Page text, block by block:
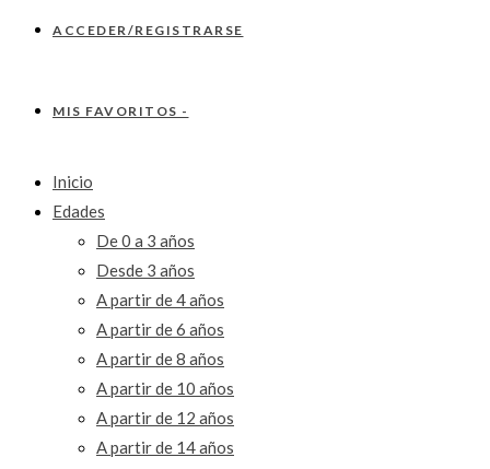
ACCEDER/REGISTRARSE
MIS FAVORITOS -
Inicio
Edades
De 0 a 3 años
Desde 3 años
A partir de 4 años
A partir de 6 años
A partir de 8 años
A partir de 10 años
A partir de 12 años
A partir de 14 años